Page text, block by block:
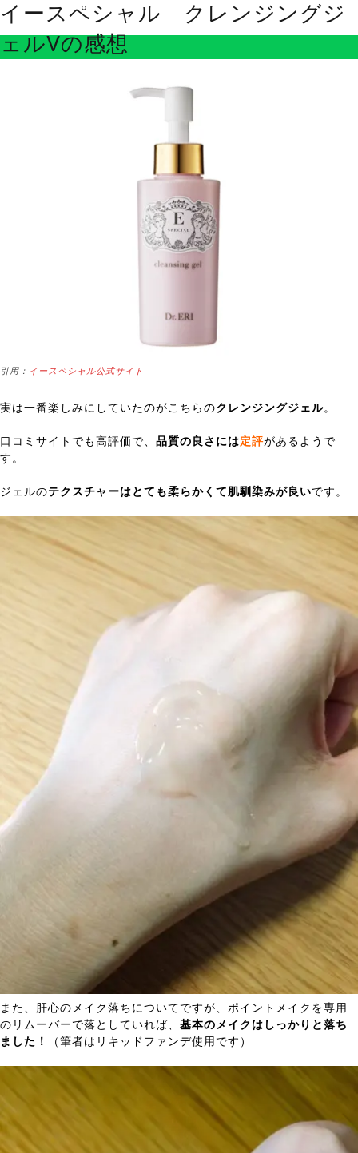
イースペシャル クレンジングジ
ェルVの感想
引用： イースペシャル公式サイト
実は一番楽しみにしていたのがこちらのクレンジングジェル。
口コミサイトでも高評価で、 品質の良さには定評があるようで
す。
ジェルのテクスチャーはとても柔らかくて肌馴染みが良いです。
また、肝心のメイク落ちについてですが、ポイントメイクを専用
のリムーバーで落としていれば、 基本のメイクはしっかりと落ち
ました！
（筆者はリキッドファンデ使用です）